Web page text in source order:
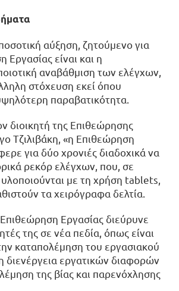
αύξηση, ζητούμενο για
Εργασίας είναι και η
αναβάθμιση των ελέγχων,
στόχευση εκεί όπου
παραβατικότητα.
διοικητή της Επιθεώρησης
Τζιλιβάκη, «η Επιθεώρηση
για δύο χρονιές διαδοχικά να
ρεκόρ ελέγχων, που, σε
με τη χρήση tablets,
τα χειρόγραφα δελτία.
Εργασίας διεύρυνε
της σε νέα πεδία, όπως είναι
καταπολέμηση του εργασιακού
διενέργεια εργατικών διαφορών
της βίας και παρενόχλησης